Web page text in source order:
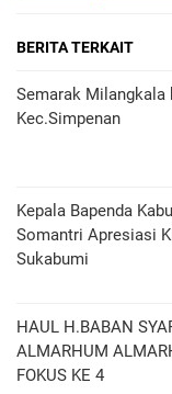
BERITA TERKAIT
Semarak Milangkala
Kec.Simpenan
Kepala Bapenda
Somantri Apresiasi
Sukabumi
HAUL H.BABAN
ALMARHUM
FOKUS KE 4